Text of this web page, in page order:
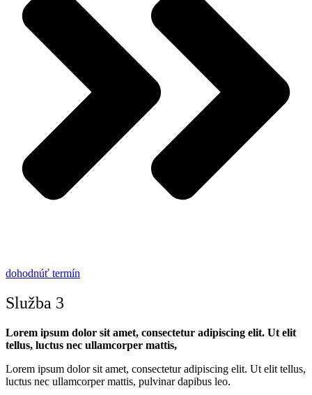
dohodnúť termín
Služba 3
Lorem ipsum dolor sit amet, consectetur adipiscing elit. Ut elit
tellus, luctus nec ullamcorper mattis,
Lorem ipsum dolor sit amet, consectetur adipiscing elit. Ut elit tellus,
luctus nec ullamcorper mattis, pulvinar dapibus leo.